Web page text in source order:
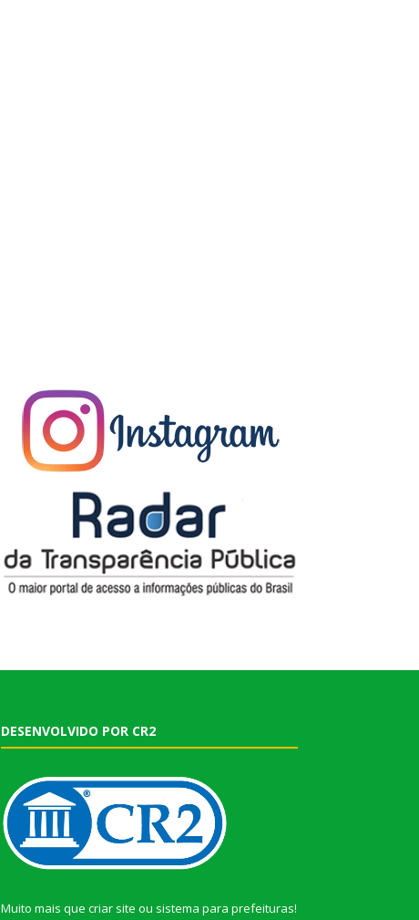
DESENVOLVIDO POR CR2
Muito mais que criar site ou sistema para prefeituras!